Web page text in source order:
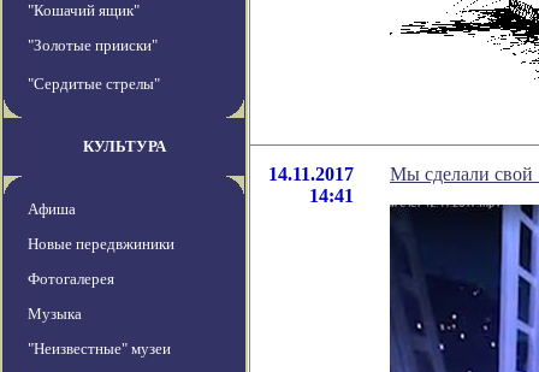
"Кошачий ящик"
"Золотые прииски"
"Сердитые стрелы"
КУЛЬТУРА
Афиша
Новые передвжиники
Фотогалерея
Музыка
"Неизвестные" музеи
14.11.2017
14:41
Мы сделали свой